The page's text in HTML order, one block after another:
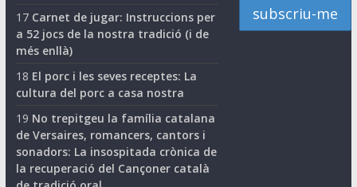
17 Carnet de jugar: Instruccions per
a 52 jocs de la nostra tradició (i de
més enllà)
18 El porc i les seves receptes: La
cultura del porc a casa nostra
19 No trepitgeu la família catalana
de Versaires, romancers, cantors i
sonadors: La insospitada crònica de
la recuperació del Cançoner català